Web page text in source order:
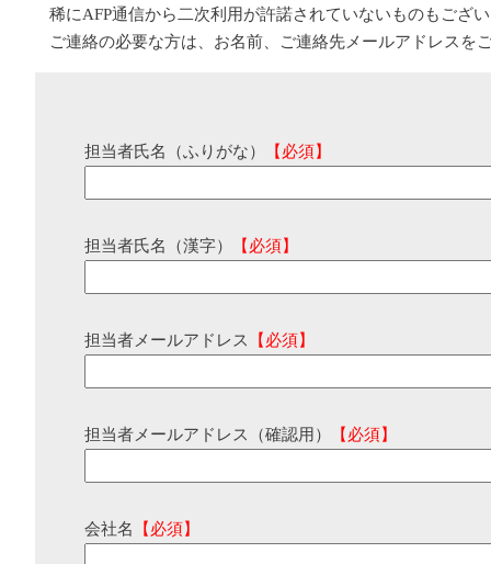
稀にAFP通信から二次利用が許諾されていないものもござ
ご連絡の必要な方は、お名前、ご連絡先メールアドレスを
担当者氏名（ふりがな） 【必須】
担当者氏名（漢字） 【必須】
担当者メールアドレス 【必須】
担当者メールアドレス（確認用） 【必須】
会社名 【必須】